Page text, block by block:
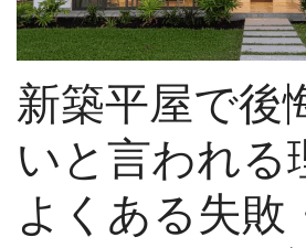
新築平屋で後
いと言われる
よくある失敗